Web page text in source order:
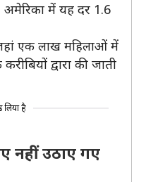
में यह दर 1.6
एक लाख महिलाओं में
द्वारा की जाती
लिया है
नहीं उठाए गए